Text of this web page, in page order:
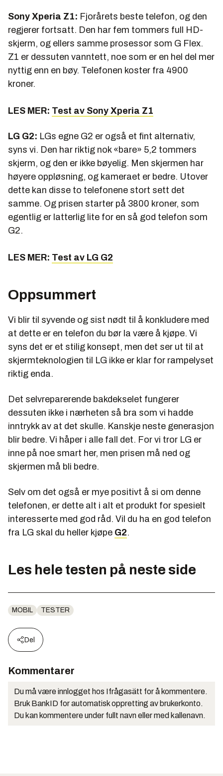
Sony Xperia Z1: Fjorårets beste telefon, og den
regjerer fortsatt. Den har fem tommers full HD-
skjerm, og ellers samme prosessor som G Flex.
Z1 er dessuten vanntett, noe som er en hel del mer
nyttig enn en bøy. Telefonen koster fra 4900
kroner.
LES MER: Test av Sony Xperia Z1
LG G2: LGs egne G2 er også et fint alternativ,
syns vi. Den har riktig nok «bare» 5,2 tommers
skjerm, og den er ikke bøyelig. Men skjermen har
høyere oppløsning, og kameraet er bedre. Utover
dette kan disse to telefonene stort sett det
samme. Og prisen starter på 3800 kroner, som
egentlig er latterlig lite for en så god telefon som
G2.
LES MER: Test av LG G2
Oppsummert
Vi blir til syvende og sist nødt til å konkludere med
at dette er en telefon du bør la være å kjøpe. Vi
syns det er et stilig konsept, men det ser ut til at
skjermteknologien til LG ikke er klar for rampelyset
riktig enda.
Det selvreparerende bakdekselet fungerer
dessuten ikke i nærheten så bra som vi hadde
inntrykk av at det skulle. Kanskje neste generasjon
blir bedre. Vi håper i alle fall det. For vi tror LG er
inne på noe smart her, men prisen må ned og
skjermen må bli bedre.
Selv om det også er mye positivt å si om denne
telefonen, er dette alt i alt et produkt for spesielt
interesserte med god råd. Vil du ha en god telefon
fra LG skal du heller kjøpe G2.
Les hele testen på neste side
MOBIL TESTER
Del
Kommentarer
Du må være innlogget hos Ifrågasätt for å kommentere.
Bruk BankID for automatisk oppretting av brukerkonto.
Du kan kommentere under fullt navn eller med kallenavn.